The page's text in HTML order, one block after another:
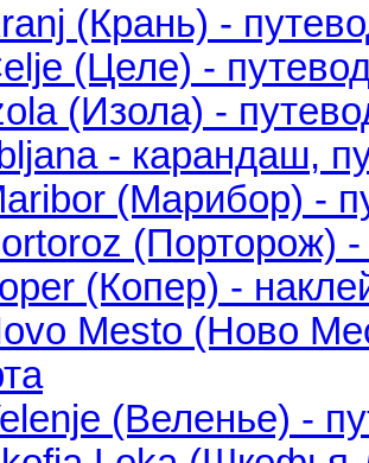
(Крань) -
(Целе) -
(Изола) -
- карандаш,
(Марибор) -
(Порторож)
(Копер) -
Mesto (Ново
(Веленье) -